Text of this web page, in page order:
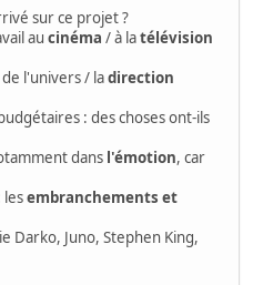
sur ce projet ?
au cinéma / à latélévision
l'univers / ladirection
: des choses ont-ils
dans l'émotion, car
lesembranchements et
Darko, Juno, Stephen King,